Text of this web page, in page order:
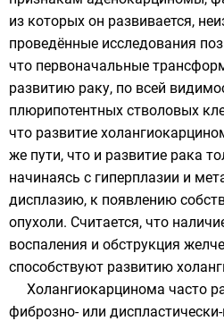
из которых он развивается,
проведённые исследования
что первоначальные
развитию раку, по всей
плюрипотентных стволовых
что развитие
же пути, что и развитие рака
начинаясь с гиперплазии и
дисплазию, к появлению
опухоли. Считается, что
воспаления и обструкция
способствуют развитию
Холангиокарцинома часто
фиброзно- или